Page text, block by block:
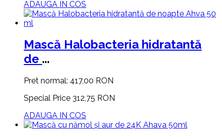
ADAUGA IN COS
Mască Halobacteria hidratantă
de ...
Pret normal: 417,00 RON
Special Price 312,75 RON
ADAUGA IN COS